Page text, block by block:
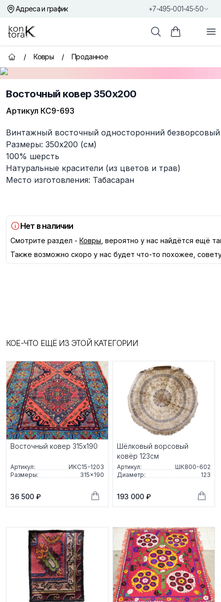
Адреса и график +7-495-001-45-50
Контора К
ПоискКорзина
Главная страница
/ Ковры / Проданное
Восточный ковер 350x200
Артикул КС9-693
Описание
Винтажный восточный односторонний
Размеры: 350x200 (см)
100% шерсть
Натуральные красители (из цветов и трав)
Место изготовления: Табасаран
Нет в наличии
Смотрите раздел - Ковры , вероятно у нас найдётся ещё
Также возможно скоро у нас будет что-то похожее,
КОЕ-ЧТО ЕЩЁ ИЗ ЭТОЙ КАТЕГОРИИ
Восточный ковер 315x190
Артикул:
ИКС15-1203
Размеры:
315×190
36 500 ₽
Шёлковый ворсовый
ковёр 123см
Артикул:
ШК800-602
Диаметр:
123
193 000 ₽